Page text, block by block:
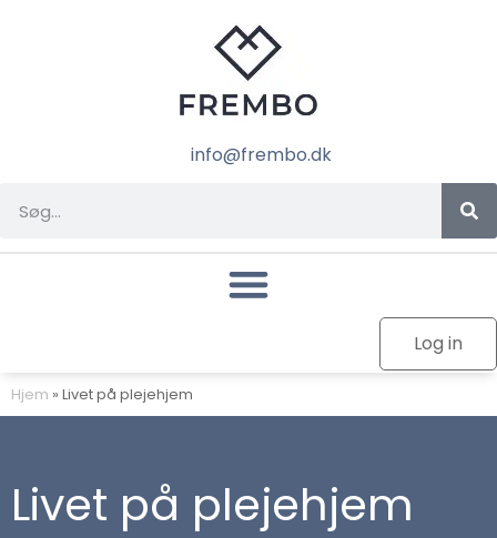
info@frembo.dk
Log in
Hjem » Livet på plejehjem
Livet på plejehjem